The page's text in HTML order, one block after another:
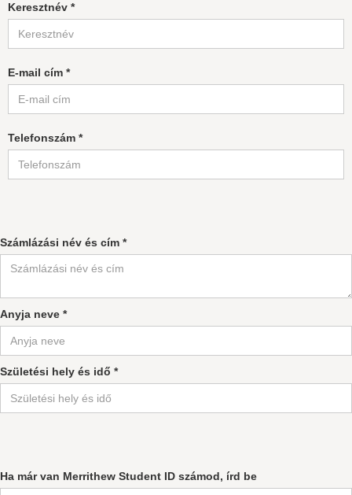
Keresztnév *
E-mail cím *
Telefonszám *
Számlázási név és cím *
Anyja neve *
Születési hely és idő *
Ha már van Merrithew Student ID számod, írd be